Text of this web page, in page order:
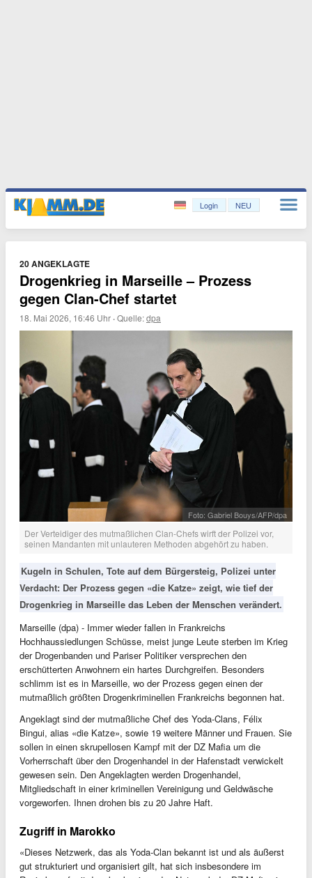
Login NEU
20 ANGEKLAGTE
Drogenkrieg in Marseille – Prozess
gegen Clan-Chef startet
18. Mai 2026, 16:46 Uhr ·Quelle:dpa
Foto: Gabriel Bouys/AFP/dpa
Der Verteidiger des mutmaßlichen Clan-Chefs wirft der Polizei vor,
seinen Mandanten mit unlauteren Methoden abgehört zu haben.
Kugeln in Schulen, Tote auf dem Bürgersteig, Polizei unter
Verdacht: Der Prozess gegen «die Katze» zeigt, wie tief der
Drogenkrieg in Marseille das Leben der Menschen verändert.
Marseille (dpa) - Immer wieder fallen in Frankreichs
Hochhaussiedlungen Schüsse, meist junge Leute sterben im Krieg
der Drogenbanden und Pariser Politiker versprechen den
erschütterten Anwohnern ein hartes Durchgreifen. Besonders
schlimm ist es in Marseille, wo der Prozess gegen einen der
mutmaßlich größten Drogenkriminellen Frankreichs begonnen hat.
Angeklagt sind der mutmaßliche Chef des Yoda-Clans, Félix
Bingui, alias «die Katze», sowie 19 weitere Männer und Frauen. Sie
sollen in einen skrupellosen Kampf mit der DZ Mafia um die
Vorherrschaft über den Drogenhandel in der Hafenstadt verwickelt
gewesen sein. Den Angeklagten werden Drogenhandel,
Mitgliedschaft in einer kriminellen Vereinigung und Geldwäsche
vorgeworfen. Ihnen drohen bis zu 20 Jahre Haft.
Zugriff in Marokko
«Dieses Netzwerk, das als Yoda-Clan bekannt ist und als äußerst
gut strukturiert und organisiert gilt, hat sich insbesondere im